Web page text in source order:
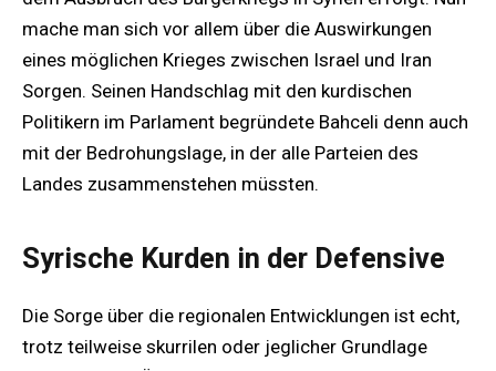
mache man sich vor allem über die Auswirkungen
eines möglichen Krieges zwischen Israel und Iran
Sorgen. Seinen Handschlag mit den kurdischen
Politikern im Parlament begründete Bahceli denn auch
mit der Bedrohungslage, in der alle Parteien des
Landes zusammenstehen müssten.
Syrische Kurden in der Defensive
Die Sorge über die regionalen Entwicklungen ist echt,
trotz teilweise skurrilen oder jeglicher Grundlage